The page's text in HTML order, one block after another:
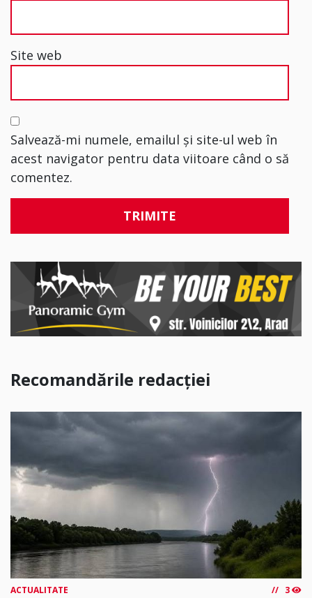
Site web
Salvează-mi numele, emailul și site-ul web în
acest navigator pentru data viitoare când o să
comentez.
Recomandările redacției
ACTUALITATE 3